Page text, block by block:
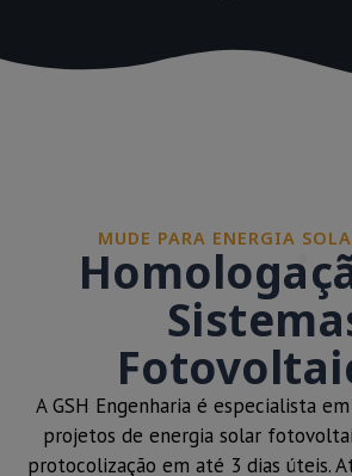
MUDE PARA ENERGIA
A GSH Engenharia é especialista
projetos de energia solar
protocolização em até 3 dias úteis.